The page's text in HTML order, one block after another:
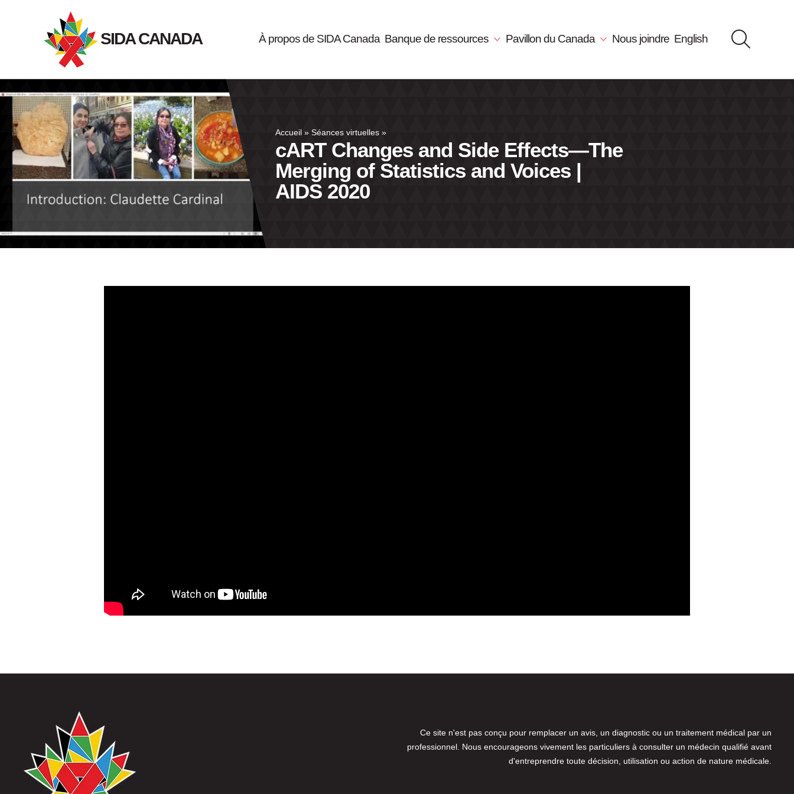
SIDA CANADA À propos de SIDA Canada Banque de ressources Pavillon du Canada Nous joindre English
Accueil » Séances virtuelles »
cART Changes and Side Effects—The
Merging of Statistics and Voices |
AIDS 2020
Ce site n'est pas conçu pour remplacer un avis, un diagnostic ou un traitement médical par un
professionnel. Nous encourageons vivement les particuliers à consulter un médecin qualifié avant
d'entreprendre toute décision, utilisation ou action de nature médicale.